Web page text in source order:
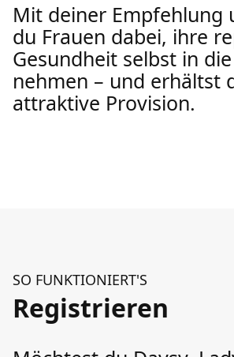
Mit deiner Empfehlung
du Frauen dabei, ihre
Gesundheit selbst in
nehmen – und erhältst
attraktive Provision.
SO FUNKTIONIERT'S
Registrieren